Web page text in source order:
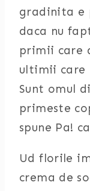
gradinita e
daca nu
primii care
ultimii care
Sunt omul
primeste
spune Pa!
Ud florile
crema de